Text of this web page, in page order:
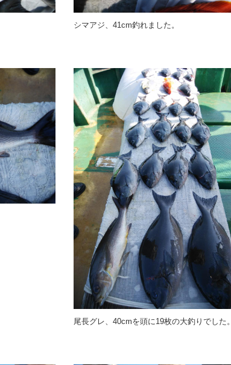
シマアジ、41cm釣れました。
尾長グレ、40cmを頭に19枚の大釣りでした。